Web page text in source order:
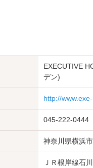
EXECUTIVE
デン)
http://
045-222-0444
神奈川県横浜
ＪＲ根岸線石